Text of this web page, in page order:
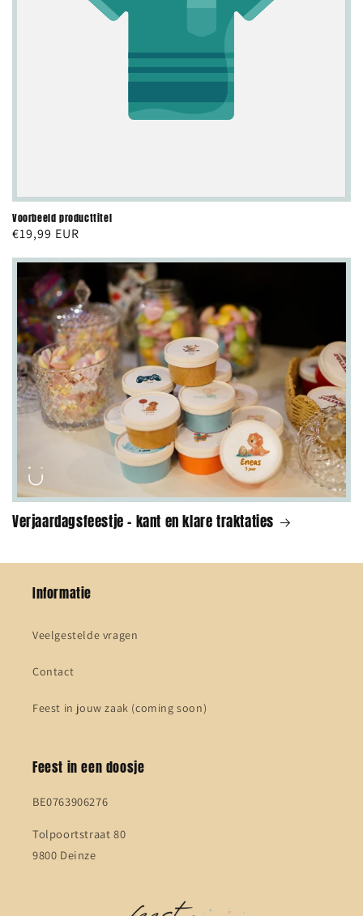
Voorbeeld producttitel
Normale
€19,99 EUR
Verjaardagsfeestje - kant en klare traktaties
Informatie
Veelgestelde vragen
Contact
Feest in jouw zaak (coming soon)
Feest in een doosje
BE0763906276
Tolpoortstraat 80
9800 Deinze